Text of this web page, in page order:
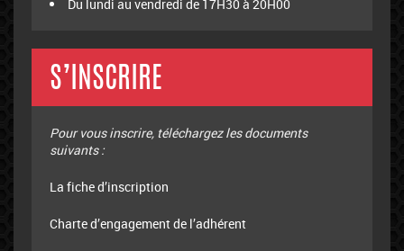
Du lundi au vendredi de 17H30 à 20H00
S’INSCRIRE
Pour vous inscrire, téléchargez les documents
suivants :
La fiche d’inscription
Charte d’engagement de l’adhérent